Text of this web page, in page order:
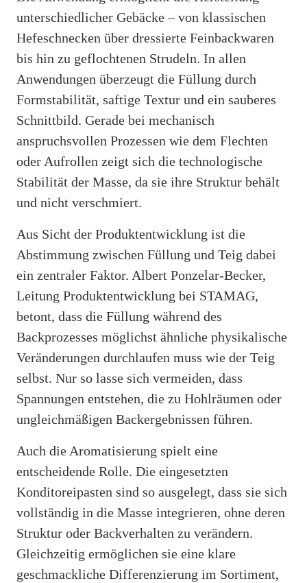
unterschiedlicher Gebäcke – von klassischen
Hefeschnecken über dressierte Feinbackwaren
bis hin zu geflochtenen Strudeln. In allen
Anwendungen überzeugt die Füllung durch
Formstabilität, saftige Textur und ein sauberes
Schnittbild. Gerade bei mechanisch
anspruchsvollen Prozessen wie dem Flechten
oder Aufrollen zeigt sich die technologische
Stabilität der Masse, da sie ihre Struktur behält
und nicht verschmiert.
Aus Sicht der Produktentwicklung ist die
Abstimmung zwischen Füllung und Teig dabei
ein zentraler Faktor. Albert Ponzelar-Becker,
Leitung Produktentwicklung bei STAMAG,
betont, dass die Füllung während des
Backprozesses möglichst ähnliche physikalische
Veränderungen durchlaufen muss wie der Teig
selbst. Nur so lasse sich vermeiden, dass
Spannungen entstehen, die zu Hohlräumen oder
ungleichmäßigen Backergebnissen führen.
Auch die Aromatisierung spielt eine
entscheidende Rolle. Die eingesetzten
Konditoreipasten sind so ausgelegt, dass sie sich
vollständig in die Masse integrieren, ohne deren
Struktur oder Backverhalten zu verändern.
Gleichzeitig ermöglichen sie eine klare
geschmackliche Differenzierung im Sortiment,